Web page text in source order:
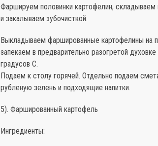
Фаршируем половинки картофелин,
и закалываем зубочисткой.
Выкладываем фаршированные картофелины на
запекаем в предварительно разогретой
градусов С.
Подаем к столу горячей. Отдельно подаем
рубленую зелень и подходящие напитки.
5). Фаршированный картофель
Ингредиенты: